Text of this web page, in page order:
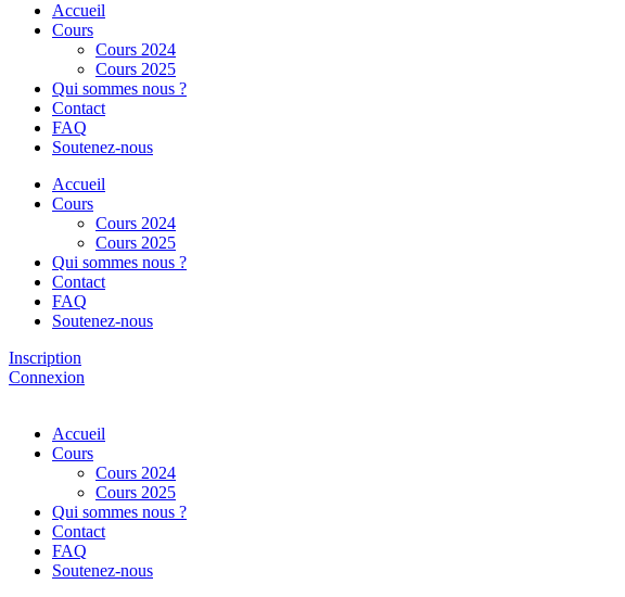
Accueil
Cours
Cours 2024
Cours 2025
Qui sommes nous ?
Contact
FAQ
Soutenez-nous
Accueil
Cours
Cours 2024
Cours 2025
Qui sommes nous ?
Contact
FAQ
Soutenez-nous
Inscription
Connexion
Accueil
Cours
Cours 2024
Cours 2025
Qui sommes nous ?
Contact
FAQ
Soutenez-nous